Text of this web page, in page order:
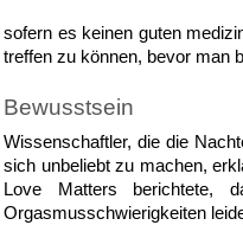
sofern es keinen guten
treffen zu können, bevor man
Bewusstsein
Wissenschaftler, die die
sich unbeliebt zu machen,
Love Matters berichtete,
Orgasmusschwierigkeiten